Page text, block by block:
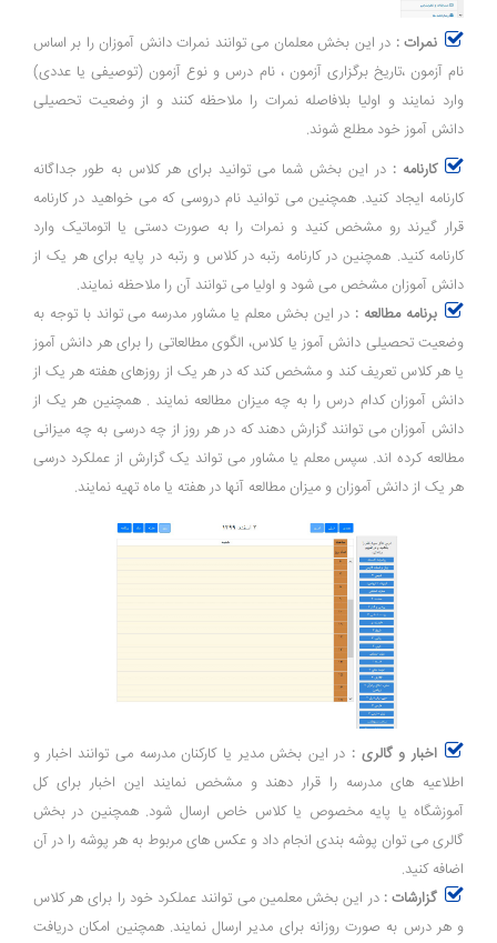
نمرات : در این بخش معلمان می توانند نمرات دانش آموزان را بر اساس
نام آزمون ،تاریخ برگزاری آزمون ، نام درس و نوع آزمون (توصیفی یا عددی)
وارد نمایند و اولیا بلافاصله نمرات را ملاحظه کنند و از وضعیت تحصیلی
دانش آموز خود مطلع شوند.
کارنامه : در این بخش شما می توانید برای هر کلاس به طور جداگانه
کارنامه ایجاد کنید. همچنین می توانید نام دروسی که می خواهید در کارنامه
قرار گیرند رو مشخص کنید و نمرات را به صورت دستی یا اتوماتیک وارد
کارنامه کنید. همچنین در کارنامه رتبه در کلاس و رتبه در پایه برای هر یک از
دانش آموزان مشخص می شود و اولیا می توانند آن را ملاحظه نمایند.
برنامه مطالعه : در این بخش معلم یا مشاور مدرسه می تواند با توجه به
وضعیت تحصیلی دانش آموز یا کلاس، الگوی مطالعاتی را برای هر دانش آموز
یا هر کلاس تعریف کند و مشخص کند که در هر یک از روزهای هفته هر یک از
دانش آموزان کدام درس را به چه میزان مطالعه نمایند . همچنین هر یک از
دانش آموزان می توانند گزارش دهند که در هر روز از چه درسی به چه میزانی
مطالعه کرده اند. سپس معلم یا مشاور می تواند یک گزارش از عملکرد درسی
هر یک از دانش آموزان و میزان مطالعه آنها در هفته یا ماه تهیه نمایند.
اخبار و گالری : در این بخش مدیر یا کارکنان مدرسه می توانند اخبار و
اطلاعیه های مدرسه را قرار دهند و مشخص نمایند این اخبار برای کل
آموزشگاه یا پایه مخصوص یا کلاس خاص ارسال شود. همچنین در بخش
گالری می توان پوشه بندی انجام داد و عکس های مربوط به هر پوشه را در آن
اضافه کنید.
گزارشات : در این بخش معلمین می توانند عملکرد خود را برای هر کلاس
و هر درس به صورت روزانه برای مدیر ارسال نمایند. همچنین امکان دریافت